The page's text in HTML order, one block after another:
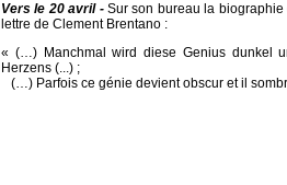
Vers le 20 avril -Sur son bureau la biographie
lettre de Clement Brentano :
« (…) Manchmal wird diese Genius dunkel
Herzens (...) ;
(…) Parfois ce génie devient obscur et il